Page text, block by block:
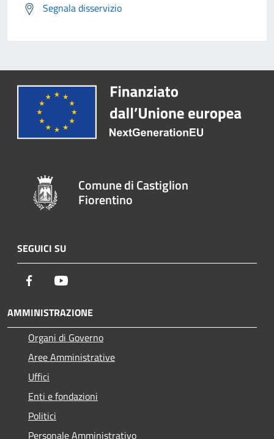
Segnala disservizio
Comune di Castiglion
Fiorentino
SEGUICI SU
Facebook
AMMINISTRAZIONE
Organi di Governo
Aree Amministrative
Uffici
Enti e fondazioni
Politici
Personale Amministrativo